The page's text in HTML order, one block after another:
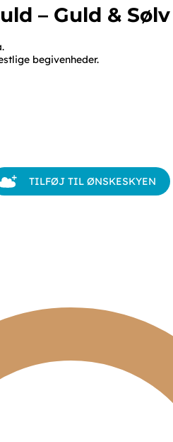
– Guld &
begivenheder.
TILFØJ TIL ØNSKESKYEN